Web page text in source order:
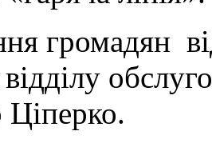
громадян